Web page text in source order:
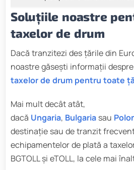
Soluțiile noastre
taxelor de drum
Dacă tranzitezi des țările din
noastre găsești informații despre
taxelor de drum pentru toate
Mai mult decât atât,
dacă Ungaria, Bulgaria sau
destinație sau de tranzit
echipamentelor de plată a
BGTOLL și eTOLL, la cele mai